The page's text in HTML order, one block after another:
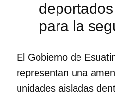
para la
El Gobierno de
representan una
unidades aisladas